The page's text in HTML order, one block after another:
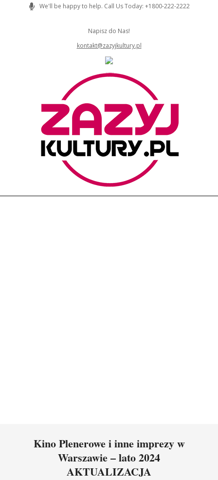
We'll be happy to help. Call Us Today: +1800-222-2222
Napisz do Nas!
kontakt@zazyjkultury.pl
ZAZYJKULTURY
Kino Plenerowe i inne imprezy w
Warszawie – lato 2024
AKTUALIZACJA